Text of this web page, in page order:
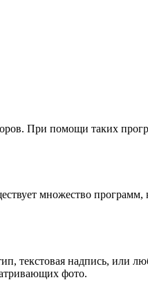
При помощи таких
множество программ,
текстовая надпись, или
фото.